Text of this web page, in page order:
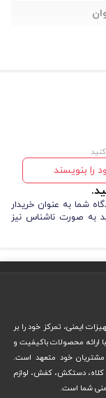
اما باید به برخی
تخصصی‌تر دارد
برای محافظت ایمن و
آن را با سایرماسک
را بنویسند
شما به عنوان خریدار
به صورت ناشناس نیز
ایمنی، تمرکز خود را بر
ارائه محصولات باکیفیت و
مشتریان خود متعهد است.
کلاه، دستکش، کفش، لوازم
شما است.